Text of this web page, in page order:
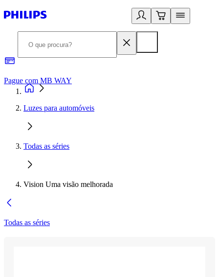
Pague com MB WAY
Luzes para automóveis
Todas as séries
Vision Uma visão melhorada
Todas as séries